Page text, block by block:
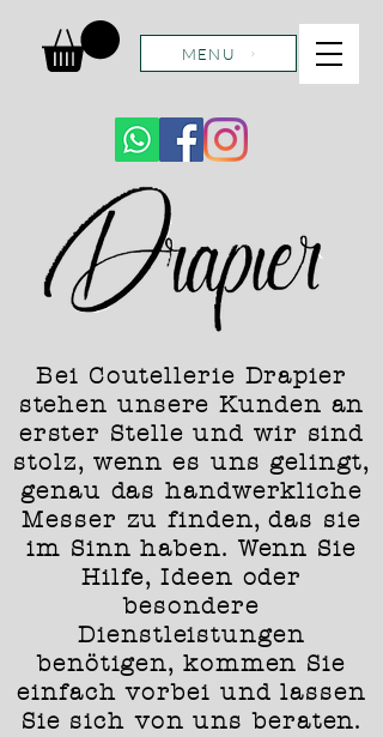
MENU
Bei Coutellerie Drapier
stehen unsere Kunden an
erster Stelle und wir sind
stolz, wenn es uns gelingt,
genau das handwerkliche
Messer zu finden, das sie
im Sinn haben. Wenn Sie
Hilfe, Ideen oder
besondere
Dienstleistungen
benötigen, kommen Sie
einfach vorbei und lassen
Sie sich von uns beraten.